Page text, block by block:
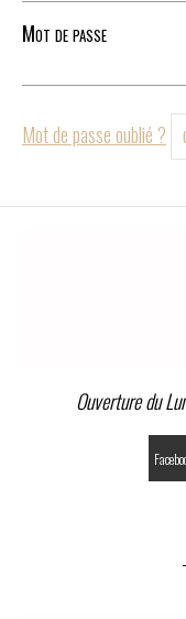
Mot de passe
Mot de passe oublié ?
Ouverture du